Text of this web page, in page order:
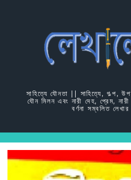
সাহিত্যে যৌনতা || সাহিত্যে, গল্প,
যৌন মিলন এবং নারী দেহ, প্রেম, নারী
বর্ণনা সম্বলিত